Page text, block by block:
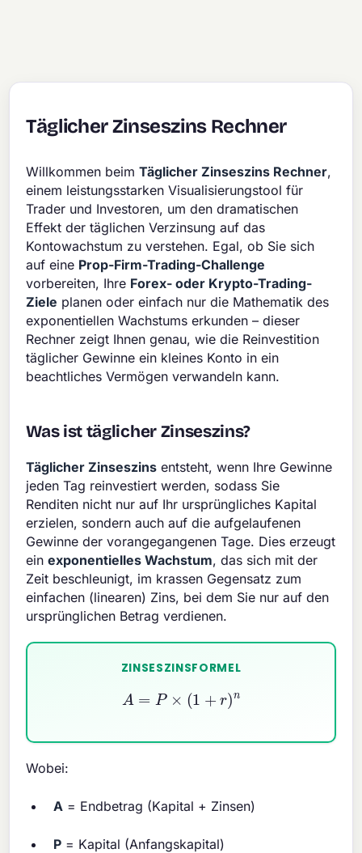
Täglicher Zinseszins Rechner
Willkommen beimTäglicher Zinseszins Rechner,
einem leistungsstarken Visualisierungstool für
Trader und Investoren, um den dramatischen
Effekt der täglichen Verzinsung auf das
Kontowachstum zu verstehen. Egal, ob Sie sich
auf eine Prop-Firm-Trading-Challenge
vorbereiten, Ihre Forex- oder Krypto-Trading-
Ziele planen oder einfach nur die Mathematik des
exponentiellen Wachstums erkunden – dieser
Rechner zeigt Ihnen genau, wie die Reinvestition
täglicher Gewinne ein kleines Konto in ein
beachtliches Vermögen verwandeln kann.
Was ist täglicher Zinseszins?
Täglicher Zinseszins entsteht, wenn Ihre Gewinne
jeden Tag reinvestiert werden, sodass Sie
Renditen nicht nur auf Ihr ursprüngliches Kapital
erzielen, sondern auch auf die aufgelaufenen
Gewinne der vorangegangenen Tage. Dies erzeugt
einexponentielles Wachstum, das sich mit der
Zeit beschleunigt, im krassen Gegensatz zum
einfachen (linearen) Zins, bei dem Sie nur auf den
ursprünglichen Betrag verdienen.
ZINSESZINSFORMEL
=P ×( 1+ ) n
Wobei:
A = Endbetrag (Kapital + Zinsen)
P = Kapital (Anfangskapital)